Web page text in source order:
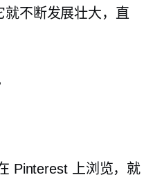
不断发展壮大，直
Pinterest 上浏览，就